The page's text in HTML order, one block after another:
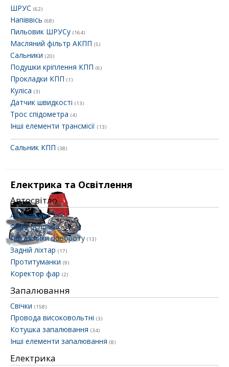
ШРУС (62)
Напіввісь (68)
Пильовик ШРУСу (164)
Масляний фільтр АКПП (5)
Сальники (20)
Подушки кріплення КПП (6)
Прокладки КПП (1)
Куліса (3)
Датчик швидкості (13)
Трос спідометра (4)
Інші елементи трансмісії (13)
Сальник КПП (38)
Електрика та Освітлення
Автосвітло
Автолампи
Фара основна(10)
Покажчики повороту (13)
Задній ліхтар (17)
Протитуманки (9)
Коректор фар (2)
Запалювання
Свічки (158)
Провода високовольтні (3)
Котушка запалювання (34)
Інші елементи запалювання (8)
Електрика